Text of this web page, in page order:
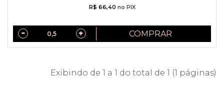
R$ 66,40 no PIX
COMPRAR
Exibindo de 1 a 1 do total de 1 (1 páginas)